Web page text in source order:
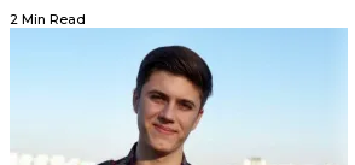
2 Min Read